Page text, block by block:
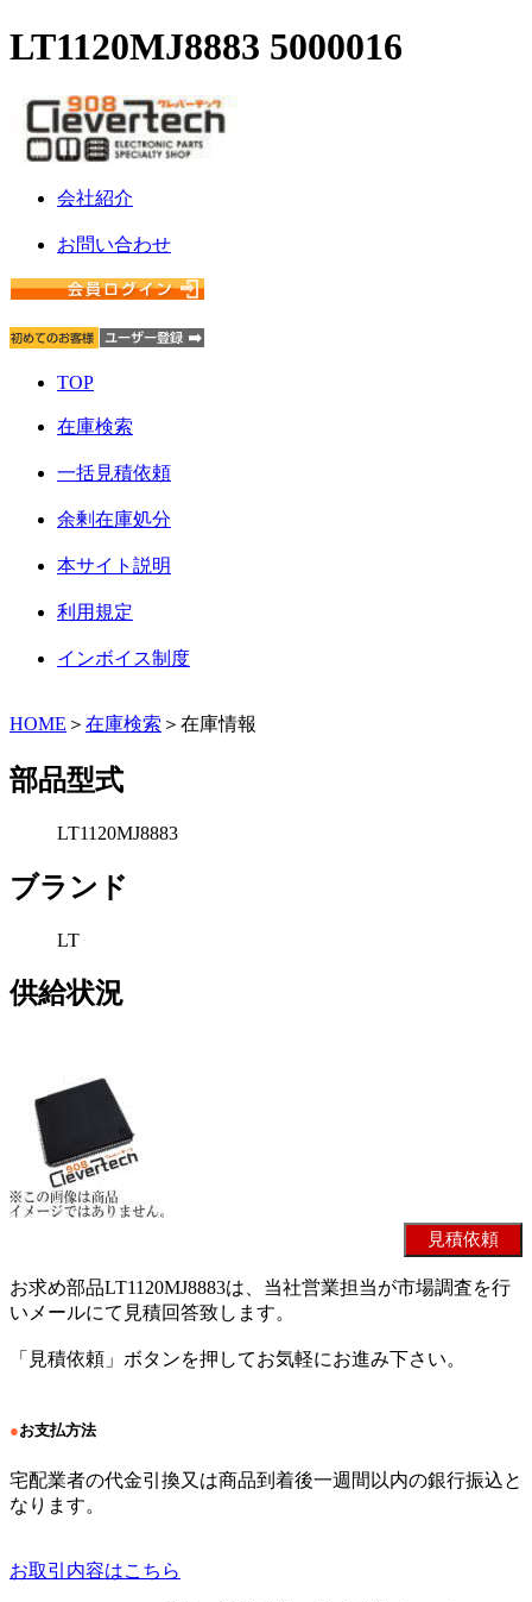
LT1120MJ8883 5000016
会社紹介
お問い合わせ
TOP
在庫検索
一括見積依頼
余剰在庫処分
本サイト説明
利用規定
インボイス制度
HOME ＞ 在庫検索 ＞在庫情報
部品型式
LT1120MJ8883
ブランド
LT
供給状況
お求め部品LT1120MJ8883は、当社営業担当が市場調査を行
いメールにて見積回答致します。
「見積依頼」ボタンを押してお気軽にお進み下さい。
●お支払方法
宅配業者の代金引換又は商品到着後一週間以内の銀行振込と
なります。
お取引内容はこちら